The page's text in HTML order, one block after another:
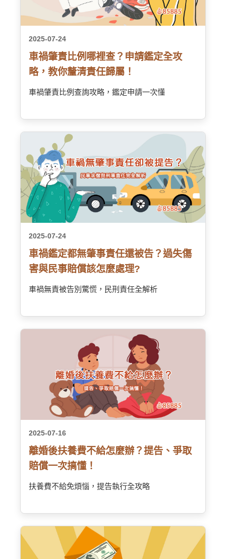
2025-07-24
車禍肇責比例哪裡查？申請鑑定全攻
略，教你釐清責任歸屬！
車禍肇責比例查詢攻略，鑑定申請一次懂
2025-07-24
車禍鑑定都無肇事責任還被告？過失傷
害與民事賠償該怎麼處理?
車禍無責被告別驚慌，民刑責任全解析
2025-07-16
離婚後扶養費不給怎麼辦？提告、爭取
賠償一次搞懂！
扶養費不給免煩惱，提告執行全攻略